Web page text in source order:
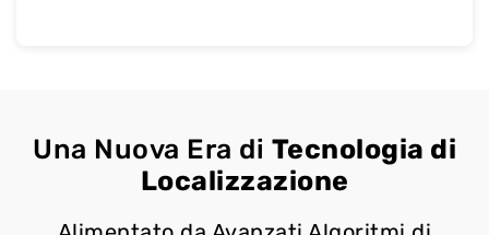
Una Nuova Era di Tecnologia di
Localizzazione